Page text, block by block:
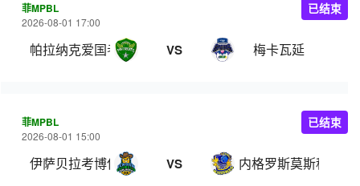
菲MPBL
2026-08-01 17:00
帕拉纳克爱国者 VS 梅卡瓦延
已结束
菲MPBL
2026-08-01 15:00
伊萨贝拉考博伊斯 VS 内格罗斯莫斯科瓦多
已结束